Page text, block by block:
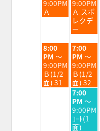
日,
8
月
9:00PM
Ａ
日,
8
月
5th
2026
9:00PM
Ａ スポ
レクデ
ー
火
曜
日,
8
月
4th
8:00
PM ～
9:00PM
Ｂ(1/2
面) 31
水
曜
日,
8
月
5th
2026
7:00
PM ～
9:00PM
Ｂ(1/2
面) 32
水
曜
日,
8
月
7:00
PM ～
9:00PM
ｺｰﾄ(1
面)